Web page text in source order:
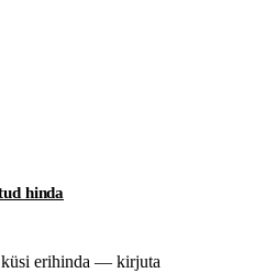
hinda
küsi erihinda — kirjuta